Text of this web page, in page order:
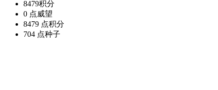
8479积分
0 点威望
8479 点积分
704 点种子